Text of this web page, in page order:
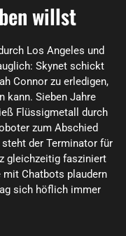
willst
Los Angeles und
Skynet schickt
Connor zu erledigen,
kann. Sieben Jahre
Flüssigmetall durch
zum Abschied
der Terminator für
gleichzeitig fasziniert
Chatbots plaudern
sich höflich immer